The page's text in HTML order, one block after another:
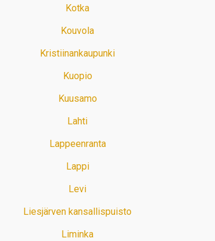
Kotka
Kouvola
Kristiinankaupunki
Kuopio
Kuusamo
Lahti
Lappeenranta
Lappi
Levi
Liesjärven kansallispuisto
Liminka